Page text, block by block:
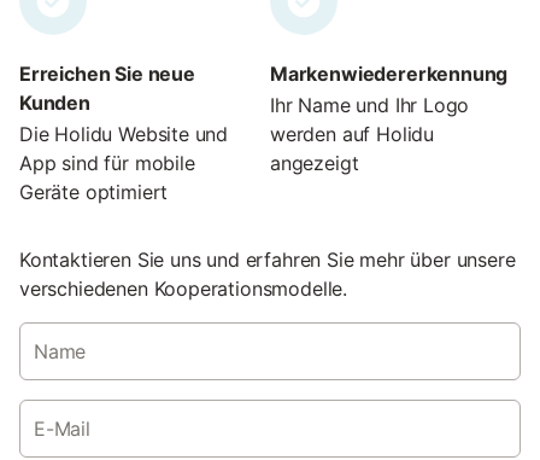
Erreichen Sie neue
Kunden
Die Holidu Website und
App sind für mobile
Geräte optimiert
Markenwiedererkennung
Ihr Name und Ihr Logo
werden auf Holidu
angezeigt
Kontaktieren Sie uns und erfahren Sie mehr über unsere
verschiedenen Kooperationsmodelle.
Name
E-Mail